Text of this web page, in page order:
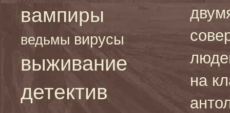
вампиры
ведьмы вирусы
выживание
детектив
на